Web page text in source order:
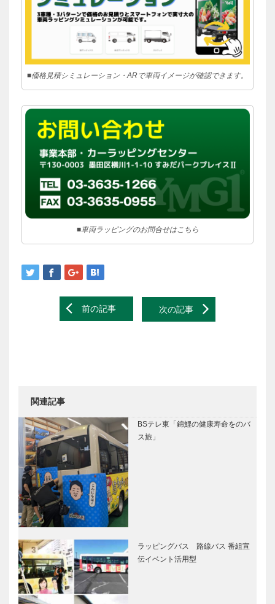
■価格見積シミュレーション・ARで車両イメージが確認できます。
■車両ラッピングのお問合せはこちら
navigation
前の記事 次の記事
関連記事
BSテレ東「錦鯉の健康寿命をのバ
ス旅」
ラッピングバス 路線バス 番組宣
伝イベント活用型